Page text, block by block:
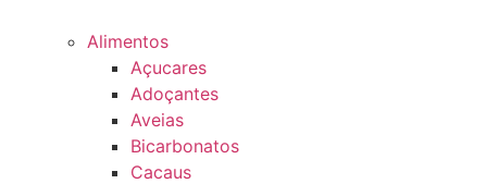
Alimentos
Açucares
Adoçantes
Aveias
Bicarbonatos
Cacaus